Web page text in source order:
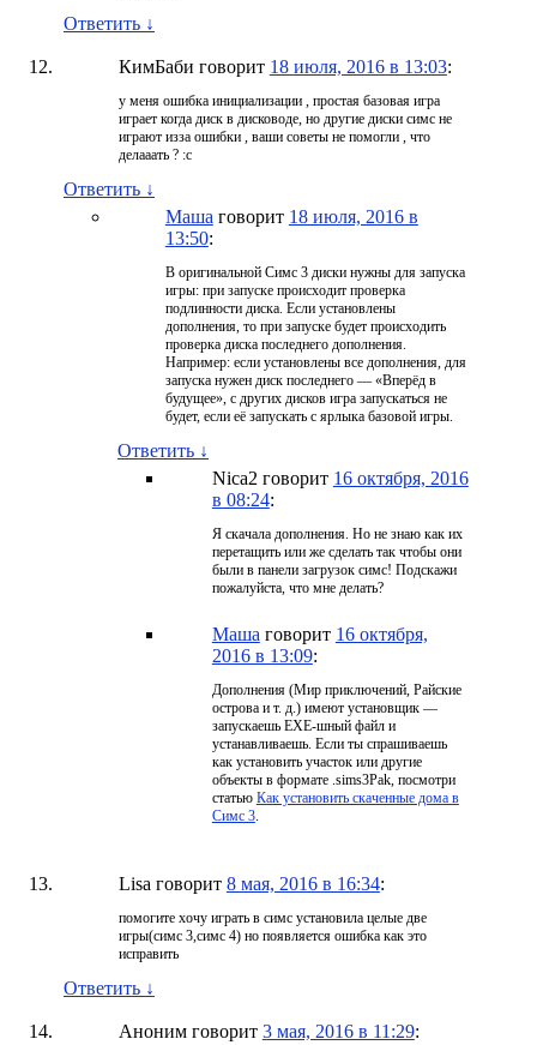
Ответить ↓
КимБаби говорит 18 июля, 2016 в 13:03:
у меня ошибка инициализации , простая базовая игра
играет когда диск в дисководе, но другие диски симс не
играют изза ошибки , ваши советы не помогли , что
делааать ? :с
Ответить ↓
Маша говорит 18 июля, 2016 в
13:50:
В оригинальной Симс 3 диски нужны для запуска
игры: при запуске происходит проверка
подлинности диска. Если установлены
дополнения, то при запуске будет происходить
проверка диска последнего дополнения.
Например: если установлены все дополнения, для
запуска нужен диск последнего — «Вперёд в
будущее», с других дисков игра запускаться не
будет, если её запускать с ярлыка базовой игры.
Ответить ↓
Nica2 говорит 16 октября, 2016
в 08:24:
Я скачала дополнения. Но не знаю как их
перетащить или же сделать так чтобы они
были в панели загрузок симс! Подскажи
пожалуйста, что мне делать?
Маша говорит 16 октября,
2016 в 13:09:
Дополнения (Мир приключений, Райские
острова и т. д.) имеют установщик —
запускаешь EXE-шный файл и
устанавливаешь. Если ты спрашиваешь
как установить участок или другие
объекты в формате .sims3Pak, посмотри
статью Как установить скаченные дома в
Симс 3.
Lisa говорит 8 мая, 2016 в 16:34:
помогите хочу играть в симс установила целые две
игры(симс 3,симс 4) но появляется ошибка как это
исправить
Ответить ↓
Аноним говорит 3 мая, 2016 в 11:29: